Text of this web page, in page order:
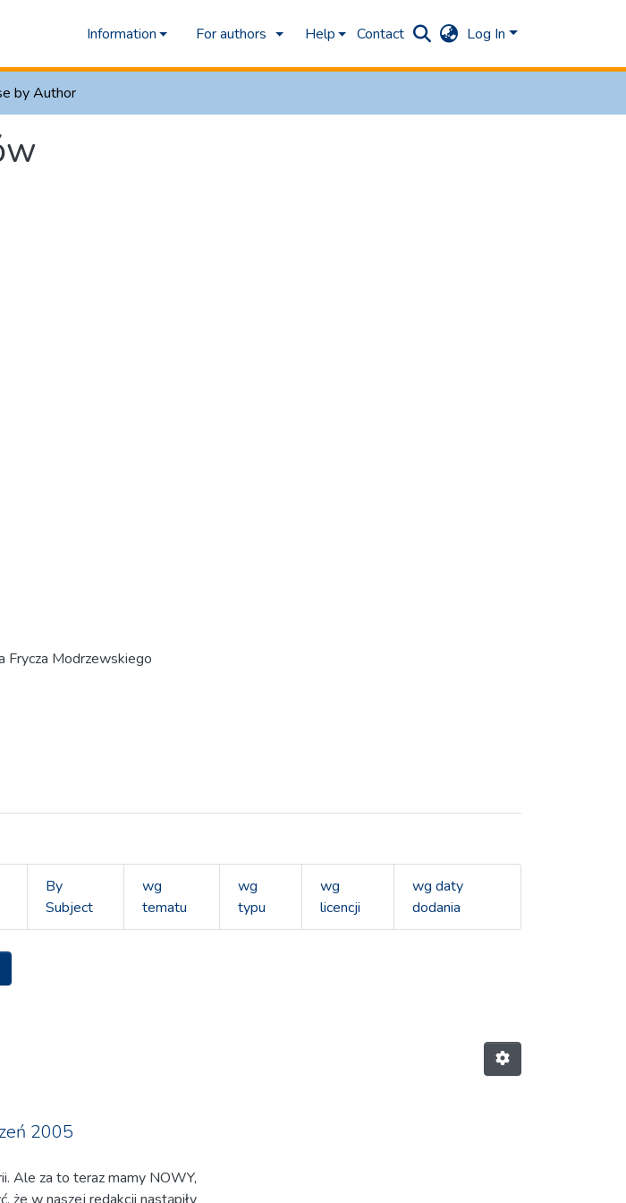
Information For authors Help Contact Log In
by Author
Frycza Modrzewskiego
By
Subject
wg
tematu
wg
typu
wg
licencji
wg daty
dodania
Author "Kózka, Gabriela"
2005
Ale za to teraz mamy NOWY,